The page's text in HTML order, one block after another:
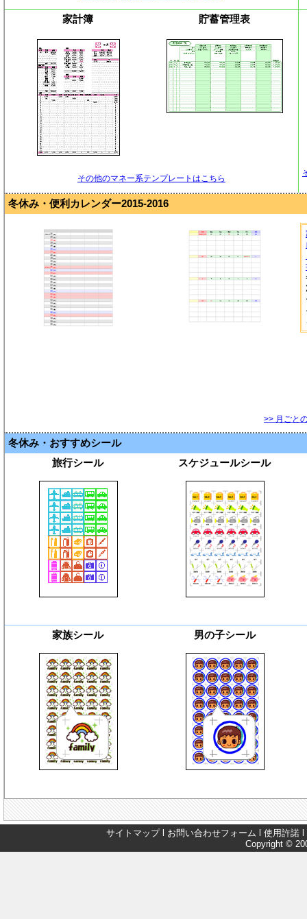
家計簿 貯蓄管理表
その他のマネー系テンプレートはこちら
冬休み・便利カレンダー2015-2016
>> 月ごと
冬休み・おすすめシール
旅行シール
スケジュールシール
家族シール 男の子シール
サイトマップl お問い合わせフォーム 使用許諾
Copyright ©